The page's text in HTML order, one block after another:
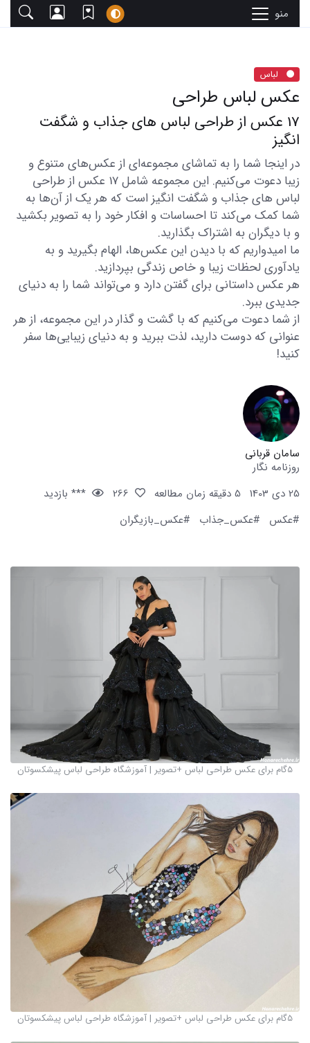
منو
لباس
عکس لباس طراحی
17 عکس از طراحی لباس های جذاب و شگفت
انگیز
در اینجا شما را به تماشای مجموعه‌ای از عکس‌های متنوع و
زیبا دعوت می‌کنیم. این مجموعه شامل 17 عکس از طراحی
لباس های جذاب و شگفت انگیز است که هر یک از آن‌ها به
شما کمک می‌کند تا احساسات و افکار خود را به تصویر بکشید
و با دیگران به اشتراک بگذارید.
ما امیدواریم که با دیدن این عکس‌ها، الهام بگیرید و به
یادآوری لحظات زیبا و خاص زندگی بپردازید.
هر عکس داستانی برای گفتن دارد و می‌تواند شما را به دنیای
جدیدی ببرد.
از شما دعوت می‌کنیم که با گشت و گذار در این مجموعه، از هر
عنوانی که دوست دارید، لذت ببرید و به دنیای زیبایی‌ها سفر
کنید!
سامان قربانی
روزنامه نگار
25 دی 1403
5 دقیقه زمان مطالعه
*** بازدید
#عکس
#عکس_جذاب #عکس_بازیگران
5گام برای عکس طراحی لباس +تصویر | آموزشگاه طراحی لباس پیشکسوتان
5گام برای عکس طراحی لباس +تصویر | آموزشگاه طراحی لباس پیشکسوتان